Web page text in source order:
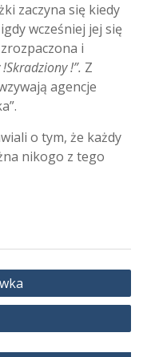
zaczyna się kiedy
wcześniej jej się
i
!”. Z
agencje
o tym, że każdy
nikogo z tego